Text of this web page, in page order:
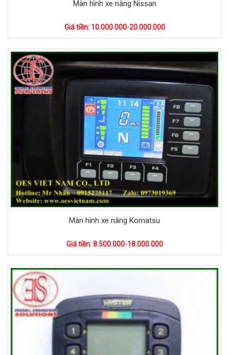
Màn hình xe nâng Nissan
Giá tiền: 10.000.000-20.000.000
Màn hình xe nâng Komatsu
Giá tiền: 8.500.000-18.000.000